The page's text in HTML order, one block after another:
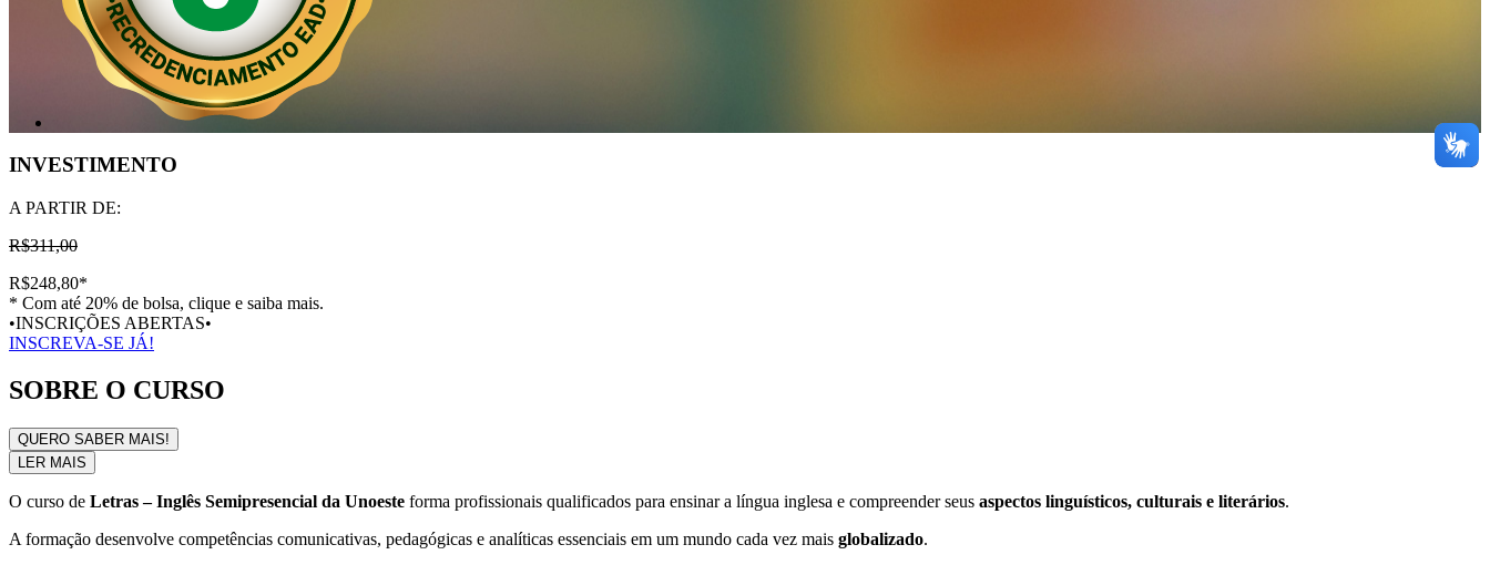
INVESTIMENTO
A PARTIR DE:
R$311,00
R$248,80*
* Com até 20% de bolsa, clique e saiba mais.
•INSCRIÇÕES ABERTAS•
INSCREVA-SE JÁ!
SOBRE O CURSO
QUERO SABER MAIS!
LER MAIS
O curso de Letras – Inglês Semipresencial da Unoeste forma profissionais qualificados para ensinar a língua inglesa e compreender seus aspectos linguísticos, culturais e literários.
A formação desenvolve competências comunicativas, pedagógicas e analíticas essenciais em um mundo cada vez mais globalizado.